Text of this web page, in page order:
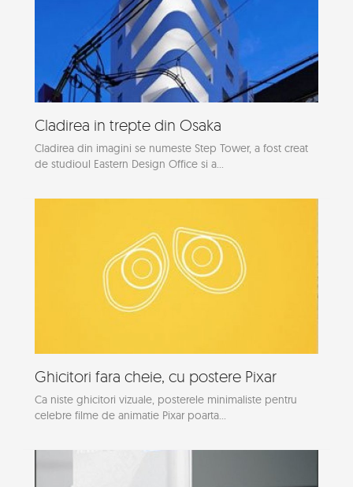
Cladirea in trepte din Osaka
Cladirea din imagini se numeste Step Tower, a fost creat
de studioul Eastern Design Office si a...
Ghicitori fara cheie, cu postere Pixar
Ca niste ghicitori vizuale, posterele minimaliste pentru
celebre filme de animatie Pixar poarta...